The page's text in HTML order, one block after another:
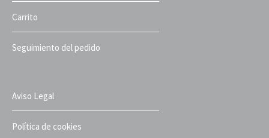
Carrito
Seguimiento del pedido
Aviso Legal
Política de cookies